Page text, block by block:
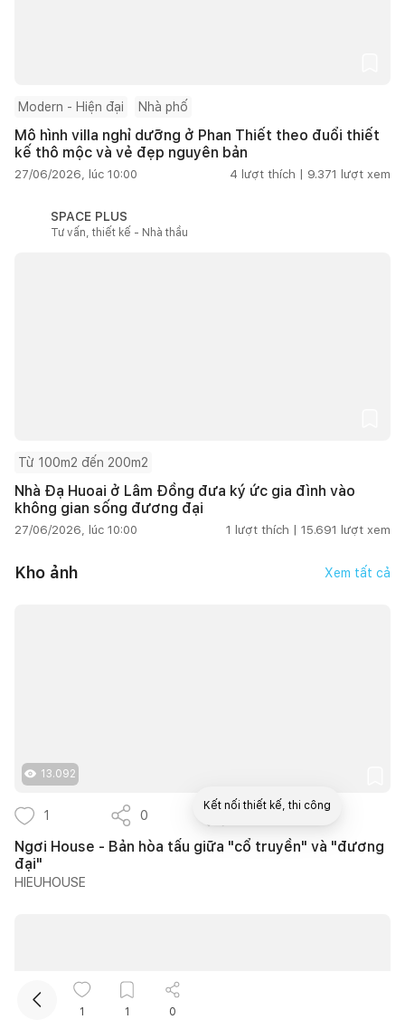
Modern - Hiện đại Nhà phố
Mô hình villa nghỉ dưỡng ở Phan Thiết theo đuổi thiết
kế thô mộc và vẻ đẹp nguyên bản
27/06/2026, lúc 10:00 4 lượt thích | 9.371 lượt xem
SPACE PLUS
Tư vấn, thiết kế - Nhà thầu
Từ 100m2 đến 200m2
Nhà Đạ Huoai ở Lâm Đồng đưa ký ức gia đình vào
không gian sống đương đại
27/06/2026, lúc 10:00 1 lượt thích | 15.691 lượt xem
Kho ảnh Xem tất cả
13.092
1 0
Ngơi House - Bản hòa tấu giữa "cổ truyền" và "đương
đại"
HIEUHOUSE
1 1 0
Kết nối thiết kế, thi công